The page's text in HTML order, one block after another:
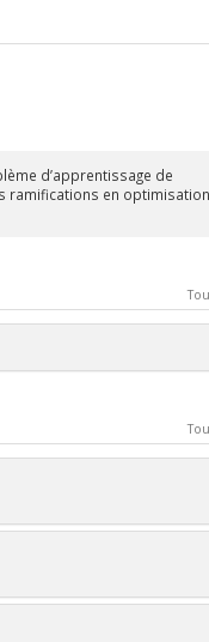
d’apprentissage de
ramifications en optimisation